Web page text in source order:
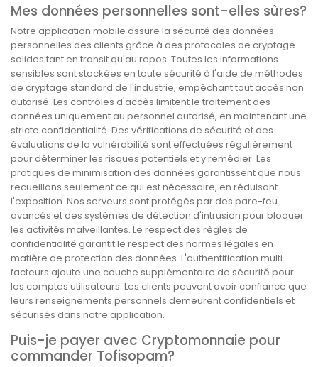
Mes données personnelles sont-elles sûres?
Notre application mobile assure la sécurité des données
personnelles des clients grâce à des protocoles de cryptage
solides tant en transit qu'au repos. Toutes les informations
sensibles sont stockées en toute sécurité à l'aide de méthodes
de cryptage standard de l'industrie, empêchant tout accès non
autorisé. Les contrôles d'accès limitent le traitement des
données uniquement au personnel autorisé, en maintenant une
stricte confidentialité. Des vérifications de sécurité et des
évaluations de la vulnérabilité sont effectuées régulièrement
pour déterminer les risques potentiels et y remédier. Les
pratiques de minimisation des données garantissent que nous
recueillons seulement ce qui est nécessaire, en réduisant
l'exposition. Nos serveurs sont protégés par des pare-feu
avancés et des systèmes de détection d'intrusion pour bloquer
les activités malveillantes. Le respect des règles de
confidentialité garantit le respect des normes légales en
matière de protection des données. L'authentification multi-
facteurs ajoute une couche supplémentaire de sécurité pour
les comptes utilisateurs. Les clients peuvent avoir confiance que
leurs renseignements personnels demeurent confidentiels et
sécurisés dans notre application.
Puis-je payer avec Cryptomonnaie pour
commander Tofisopam?